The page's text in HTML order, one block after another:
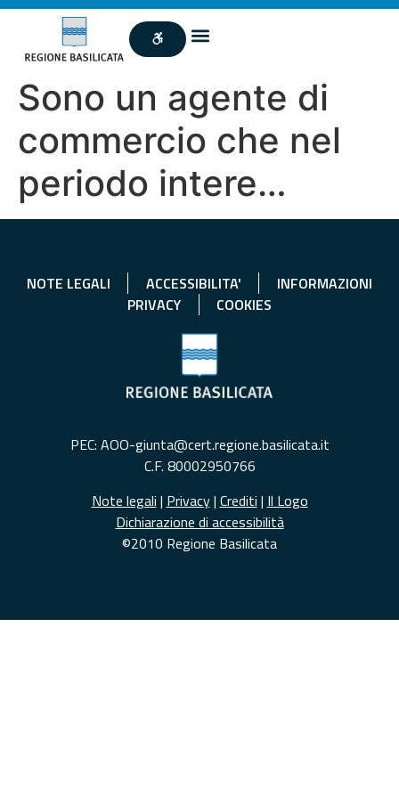
Sono un agente di
commercio che nel
periodo intere…
NOTE LEGALI ACCESSIBILITA'
INFORMAZIONI
PRIVACY
COOKIES
PEC: AOO-giunta@cert.regione.basilicata.it
C.F. 80002950766
Note legali | Privacy| Crediti | Il Logo
Dichiarazione di accessibilità
©2010 Regione Basilicata